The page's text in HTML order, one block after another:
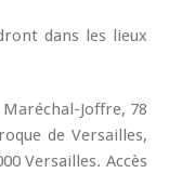
dans les lieux
Maréchal-Joffre, 78
de Versailles,
Versailles. Accès